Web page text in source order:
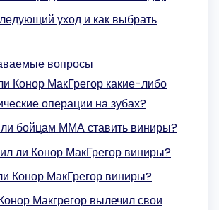
уход и как выбрать
вопросы
Конор МакГрегор какие-либо
операции на зубах?
бойцам ММА ставить виниры?
ли Конор МакГрегор виниры?
Конор МакГрегор виниры?
Макгрегор вылечил свои